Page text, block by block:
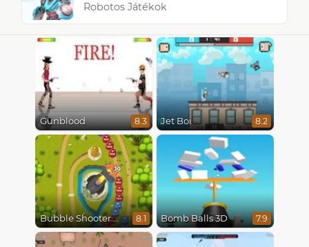
Robotos Játékok
Gunblood 8.3 Jet Boi 8.2
Bubble Shooter Online 8.1 Bomb Balls 3D 7.9